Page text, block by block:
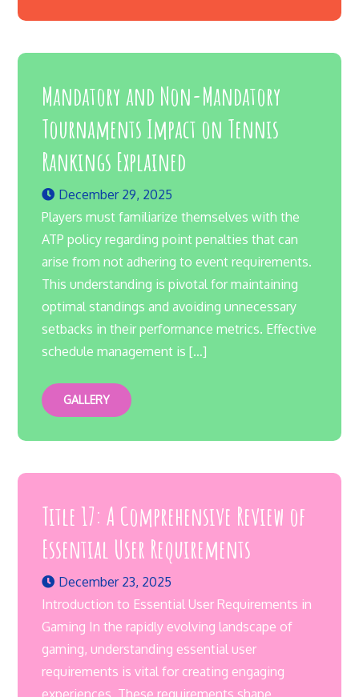
Mandatory and Non-Mandatory
Tournaments Impact on Tennis
Rankings Explained
December 29, 2025
Players must familiarize themselves with the
ATP policy regarding point penalties that can
arise from not adhering to event requirements.
This understanding is pivotal for maintaining
optimal standings and avoiding unnecessary
setbacks in their performance metrics. Effective
schedule management is […]
GALLERY
Title 17: A Comprehensive Review of
Essential User Requirements
December 23, 2025
Introduction to Essential User Requirements in
Gaming In the rapidly evolving landscape of
gaming, understanding essential user
requirements is vital for creating engaging
experiences. These requirements shape